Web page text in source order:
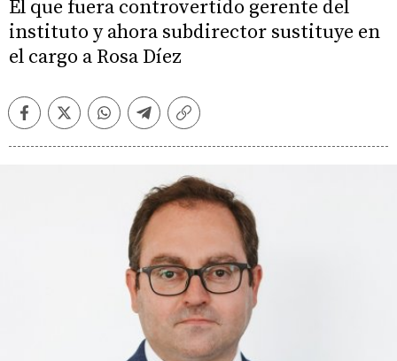
El que fuera controvertido gerente del
instituto y ahora subdirector sustituye en
el cargo a Rosa Díez
FacebookTwitterWhatsappTelegramCopiar